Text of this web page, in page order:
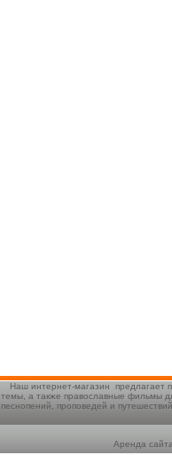
Наш интернет-магазин предлагает
темы, а также православные фильмы
песнопений, проповедей и
Аренда